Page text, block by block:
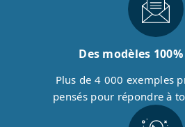
Des modèles
Plus de 4 000 exemples
pensés pour répondre à